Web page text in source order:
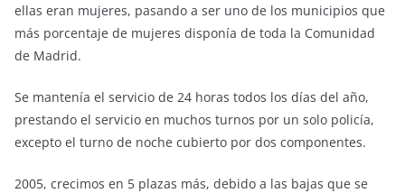
ellas eran mujeres, pasando a ser uno de los municipios que
más porcentaje de mujeres disponía de toda la Comunidad
de Madrid.
Se mantenía el servicio de 24 horas todos los días del año,
prestando el servicio en muchos turnos por un solo policía,
excepto el turno de noche cubierto por dos componentes.
2005, crecimos en 5 plazas más, debido a las bajas que se